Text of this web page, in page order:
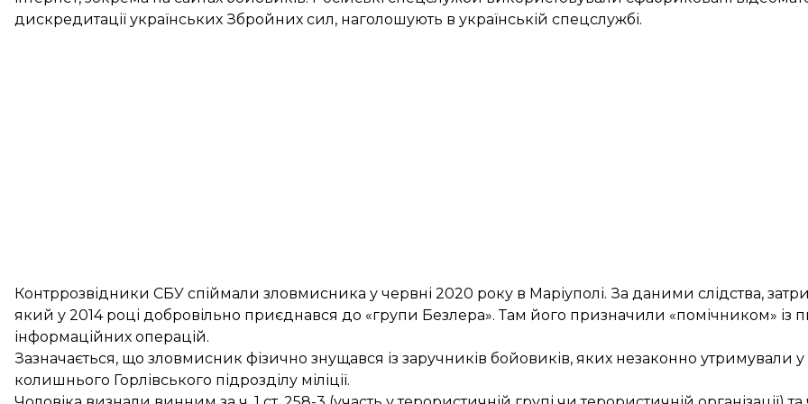
дискредитації українських Збройних сил, наголошують в українській спецслужбі.
Контррозвідники СБУ спіймали зловмисника у червні 2020 року в Маріуполі. За даними слідства,
який у 2014 році добровільно приєднався до «групи Безлера». Там його призначили «помічником» із
інформаційних операцій.
Зазначається, що зловмисник фізично знущався із заручників бойовиків, яких незаконно утримували
колишнього Горлівського підрозділу міліції.